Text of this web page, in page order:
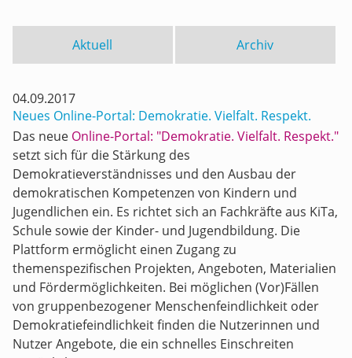
Aktuell Archiv
04.09.2017
Neues Online-Portal: Demokratie. Vielfalt. Respekt.
Das neue Online-Portal: "Demokratie. Vielfalt. Respekt."
setzt sich für die Stärkung des
Demokratieverständnisses und den Ausbau der
demokratischen Kompetenzen von Kindern und
Jugendlichen ein. Es richtet sich an Fachkräfte aus KiTa,
Schule sowie der Kinder- und Jugendbildung. Die
Plattform ermöglicht einen Zugang zu
themenspezifischen Projekten, Angeboten, Materialien
und Fördermöglichkeiten. Bei möglichen (Vor)Fällen
von gruppenbezogener Menschenfeindlichkeit oder
Demokratiefeindlichkeit finden die Nutzerinnen und
Nutzer Angebote, die ein schnelles Einschreiten